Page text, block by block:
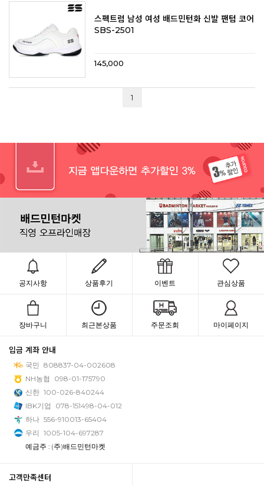
스펙트럼 남성 여성 배드민턴화 신발 팬텀 코어
SBS-2501
145,000
1
공지사항 상품후기 이벤트 관심상품
장바구니 최근본상품 주문조회 마이페이지
입금 계좌 안내
국민 808837-04-002608
NH농협
098-01-175790
신한 100-026-840244
IBK기업
078-151498-04-012
하나 556-910013-65404
우리 1005-104-697287
예금주 : (주)배드민턴마켓
고객만족센터